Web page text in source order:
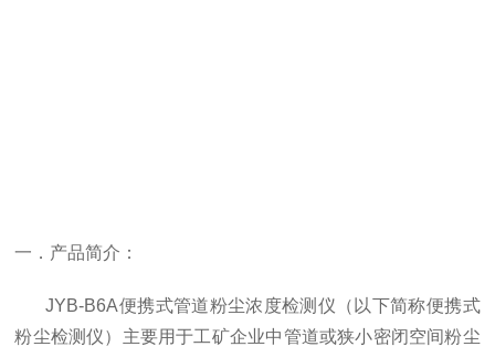
一．产品简介 ：
JYB-B6A便携式管道粉尘浓度检测仪（以下简称便携式
粉尘检测仪）主要用于工矿企业中管道或狭小密闭空间粉尘